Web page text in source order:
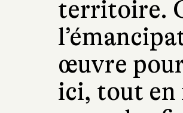
territoire.
œuvre
ici, tout en